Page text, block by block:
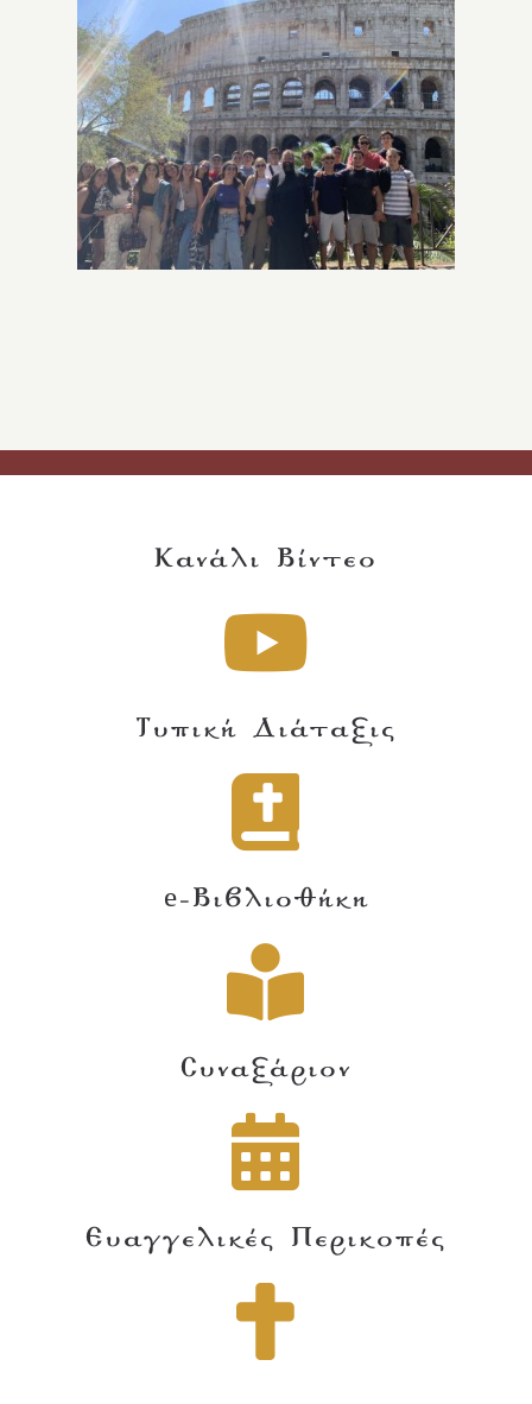
Κανάλι Βίντεο
Τυπική Διάταξις
e-Βιβλιοθήκη
Συναξάριον
Ευαγγελικές Περικοπές